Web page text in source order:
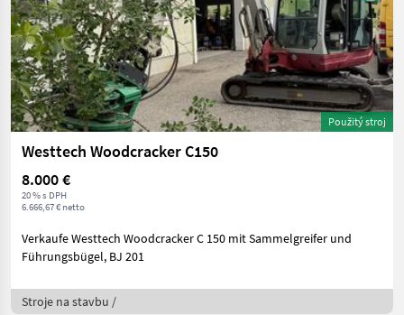
Použitý stroj
Westtech Woodcracker C150
8.000 €
20 % s DPH
6.666,67 € netto
Verkaufe Westtech Woodcracker C 150 mit Sammelgreifer und
Führungsbügel, BJ 201
Stroje na stavbu /